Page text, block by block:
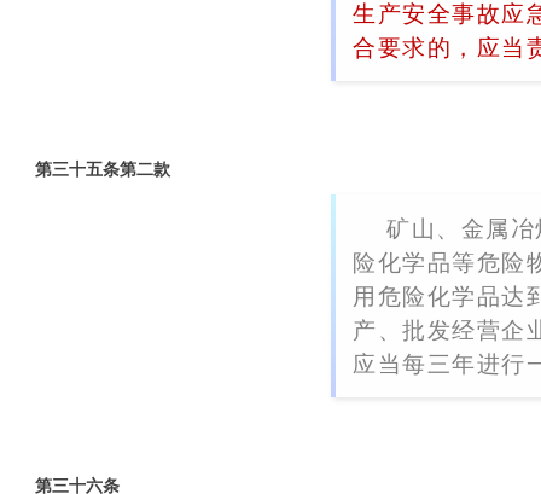
生产安全事故应
合要求的，应当
第三十五条第二款
矿山、金属
险化学品等危险
用危险化学品达
产、批发经营企
应当每三年进行
第三十六条